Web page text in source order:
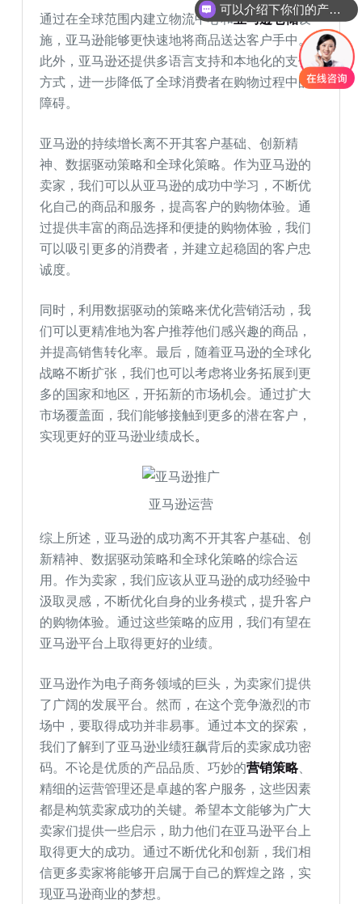
通过在全球范围内建立物流中心和亚马逊仓储设
施，亚马逊能够更快速地将商品送达客户手中。
此外，亚马逊还提供多语言支持和本地化的支付
方式，进一步降低了全球消费者在购物过程中的
障碍。
亚马逊的持续增长离不开其客户基础、创新精
神、数据驱动策略和全球化策略。作为亚马逊的
卖家，我们可以从亚马逊的成功中学习，不断优
化自己的商品和服务，提高客户的购物体验。通
过提供丰富的商品选择和便捷的购物体验，我们
可以吸引更多的消费者，并建立起稳固的客户忠
诚度。
同时，利用数据驱动的策略来优化营销活动，我
们可以更精准地为客户推荐他们感兴趣的商品，
并提高销售转化率。最后，随着亚马逊的全球化
战略不断扩张，我们也可以考虑将业务拓展到更
多的国家和地区，开拓新的市场机会。通过扩大
市场覆盖面，我们能够接触到更多的潜在客户，
实现更好的亚马逊业绩成长。
亚马逊运营
综上所述，亚马逊的成功离不开其客户基础、创
新精神、数据驱动策略和全球化策略的综合运
用。作为卖家，我们应该从亚马逊的成功经验中
汲取灵感，不断优化自身的业务模式，提升客户
的购物体验。通过这些策略的应用，我们有望在
亚马逊平台上取得更好的业绩。
亚马逊作为电子商务领域的巨头，为卖家们提供
了广阔的发展平台。然而，在这个竞争激烈的市
场中，要取得成功并非易事。通过本文的探索，
我们了解到了亚马逊业绩狂飙背后的卖家成功密
码。不论是优质的产品品质、巧妙的营销策略、
精细的运营管理还是卓越的客户服务，这些因素
都是构筑卖家成功的关键。希望本文能够为广大
卖家们提供一些启示，助力他们在亚马逊平台上
取得更大的成功。通过不断优化和创新，我们相
信更多卖家将能够开启属于自己的辉煌之路，实
现亚马逊商业的梦想。
可以介绍下你们的产品么